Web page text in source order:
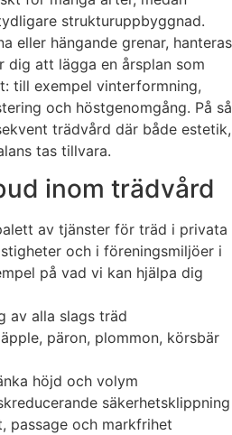
strukturuppbyggnad.
eller hängande grenar, hanteras
dig att lägga en årsplan som
till exempel vinterformning,
och höstgenomgång. På så
trädvård där både estetik,
tas tillvara.
inom trädvård
av tjänster för träd i privata
och i föreningsmiljöer i
på vad vi kan hjälpa dig
av alla slags träd
päron, plommon, körsbär
höjd och volym
säkerhetsklippning
passage och markfrihet